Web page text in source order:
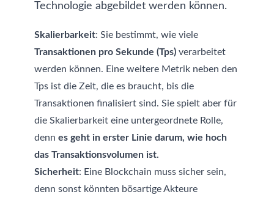
Technologie abgebildet werden können.
Skalierbarkeit: Sie bestimmt, wie viele
Transaktionen pro Sekunde (Tps) verarbeitet
werden können. Eine weitere Metrik neben den
Tps ist die Zeit, die es braucht, bis die
Transaktionen finalisiert sind. Sie spielt aber für
die Skalierbarkeit eine untergeordnete Rolle,
denn es geht in erster Linie darum, wie hoch
das Transaktionsvolumen ist.
Sicherheit: Eine Blockchain muss sicher sein,
denn sonst könnten bösartige Akteure